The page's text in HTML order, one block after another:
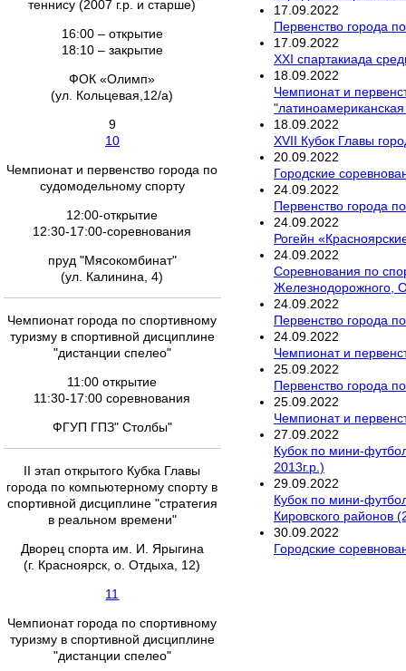
теннису (2007 г.р. и старше)
16:00 – открытие
18:10 – закрытие
ФОК «Олимп»
(ул. Кольцевая,12/а)
9
10
Чемпионат и первенство города по
судомодельному спорту
12:00-открытие
12:30-17:00-соревнования
пруд "Мясокомбинат"
(ул. Калинина, 4)
Чемпионат города по спортивному
туризму в спортивной дисциплине
"дистанции спелео"
11:00 открытие
11:30-17:00 соревнования
ФГУП ГПЗ" Столбы"
II этап открытого Кубка Главы
города по компьютерному спорту в
спортивной дисциплине "стратегия
в реальном времени"
Дворец спорта им. И. Ярыгина
(г. Красноярск, о. Отдыха, 12)
11
Чемпионат города по спортивному
туризму в спортивной дисциплине
"дистанции спелео"
17 09 2022
Первенство города
17 09 2022
XXI спартакиада
18 09 2022
Чемпионат и
18 09 2022
XVII Кубок Главы
20 09 2022
Городские
24 09 2022
Первенство города
24 09 2022
Рогейн
24 09 2022
Соревнования по
Железнодорожного,
24 09 2022
Первенство города
24 09 2022
Чемпионат и
25 09 2022
Первенство города
25 09 2022
Чемпионат и
27 09 2022
Кубок по мини-
2013г.р.)
29 09 2022
Кубок по мини-
Кировского районов
30 09 2022
Городские